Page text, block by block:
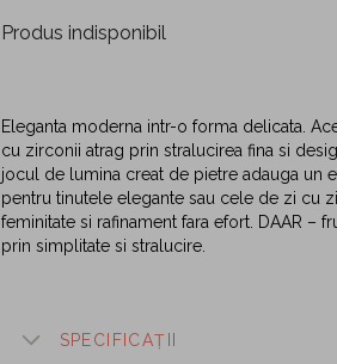
Produs indisponibil
Eleganta moderna intr-o forma delicata.
cu zirconii atrag prin stralucirea fina si
jocul de lumina creat de pietre adauga un
pentru tinutele elegante sau cele de zi cu
feminitate si rafinament fara efort. DAAR –
prin simplitate si stralucire.
SPECIFICAȚII